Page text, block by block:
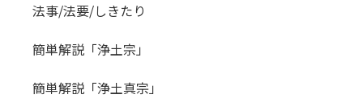
法事/法要/しきたり
簡単解説「浄土宗」
簡単解説「浄土真宗」